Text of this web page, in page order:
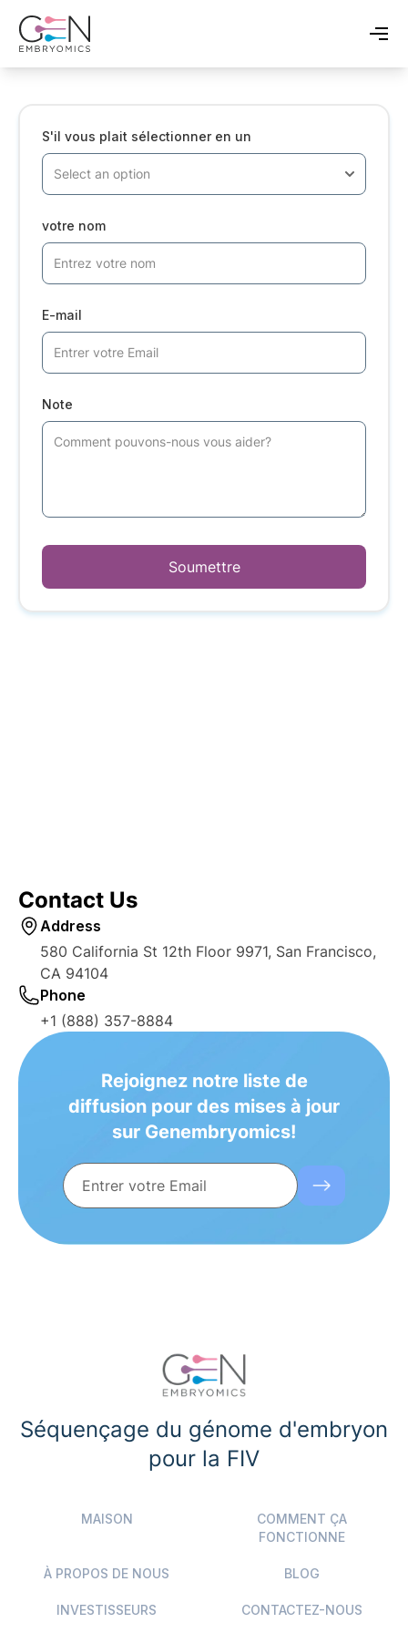
S'il vous plait sélectionner en un
votre nom
E-mail
Note
Soumettre
Contact Us
Address
580 California St 12th Floor 9971, San Francisco,
CA 94104
Phone
+1 (888) 357-8884
Rejoignez notre liste de
diffusion pour des mises à jour
sur Genembryomics!
Séquençage du génome d'embryon
pour la FIV
MAISON
COMMENT ÇA
FONCTIONNE
À PROPOS DE NOUS BLOG
INVESTISSEURS CONTACTEZ-NOUS